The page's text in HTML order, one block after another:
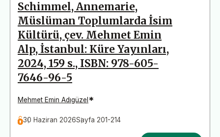
Schimmel, Annemarie,
Müslüman Toplumlarda İsim
Kültürü, çev. Mehmet Emin
Alp, İstanbul: Küre Yayınları,
2024, 159 s., ISBN: 978-605-
7646-96-5
Mehmet Emin Adıgüzel *
30 Haziran 2026Sayfa 201-214